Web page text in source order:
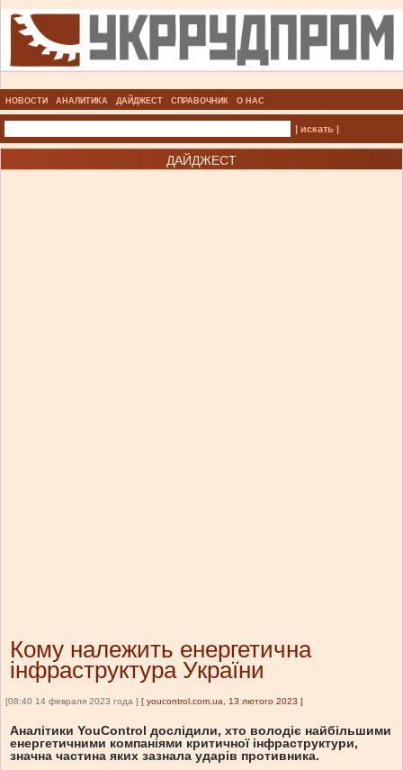
НОВОСТИ АНАЛИТИКА ДАЙДЖЕСТ СПРАВОЧНИК О НАС
| искать |
ДАЙДЖЕСТ
Кому належить енергетична
інфраструктура України
[08:40 14 февраля 2023 года ] [ youcontrol.com.ua, 13 лютого 2023 ]
Аналітики YouControl дослідили, хто володіє найбільшими
енергетичними компаніями критичної інфраструктури,
значна частина яких зазнала ударів противника.